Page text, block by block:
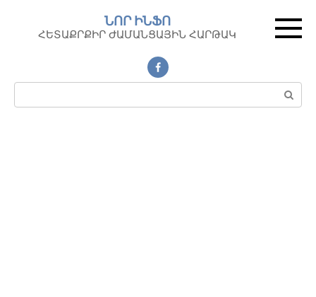
контенту
ՆՈՐ ԻՆՖՈ
ՀԵՏԱՔՐՔԻՐ ԺԱՄԱՆՑԱՅԻՆ ՀԱՐԹԱԿ
Поиск: